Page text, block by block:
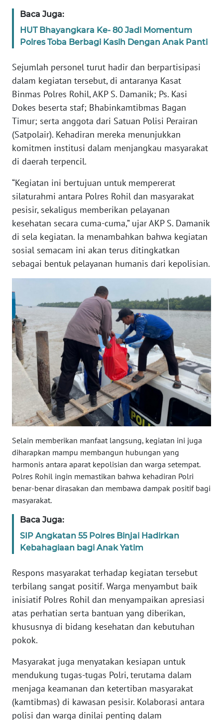
Baca Juga:
HUT Bhayangkara Ke- 80 Jadi Momentum
Polres Toba Berbagi Kasih Dengan Anak Panti
Sejumlah personel turut hadir dan berpartisipasi
dalam kegiatan tersebut, di antaranya Kasat
Binmas Polres Rohil, AKP S. Damanik; Ps. Kasi
Dokes beserta staf; Bhabinkamtibmas Bagan
Timur; serta anggota dari Satuan Polisi Perairan
(Satpolair). Kehadiran mereka menunjukkan
komitmen institusi dalam menjangkau masyarakat
di daerah terpencil.
“Kegiatan ini bertujuan untuk mempererat
silaturahmi antara Polres Rohil dan masyarakat
pesisir, sekaligus memberikan pelayanan
kesehatan secara cuma-cuma,” ujar AKP S. Damanik
di sela kegiatan. Ia menambahkan bahwa kegiatan
sosial semacam ini akan terus ditingkatkan
sebagai bentuk pelayanan humanis dari kepolisian.
Selain memberikan manfaat langsung, kegiatan ini juga
diharapkan mampu membangun hubungan yang
harmonis antara aparat kepolisian dan warga setempat.
Polres Rohil ingin memastikan bahwa kehadiran Polri
benar-benar dirasakan dan membawa dampak positif bagi
masyarakat.
Baca Juga:
SIP Angkatan 55 Polres Binjai Hadirkan
Kebahagiaan bagi Anak Yatim
Respons masyarakat terhadap kegiatan tersebut
terbilang sangat positif. Warga menyambut baik
inisiatif Polres Rohil dan menyampaikan apresiasi
atas perhatian serta bantuan yang diberikan,
khususnya di bidang kesehatan dan kebutuhan
pokok.
Masyarakat juga menyatakan kesiapan untuk
mendukung tugas-tugas Polri, terutama dalam
menjaga keamanan dan ketertiban masyarakat
(kamtibmas) di kawasan pesisir. Kolaborasi antara
polisi dan warga dinilai penting dalam
WN
SUMUT
JAKARTA
JABAR
WN
BANTEN
WN
WN
KEPRI
WN
PAPUA
WN
RIAU
WN
SERAMBI
JAMBI
SULTRA
WN
NTB
WN
SULTENG
WN
SULBAR
WN
BABEL
WN
SUMBAR
SUMSEL
WN
BENGKULU